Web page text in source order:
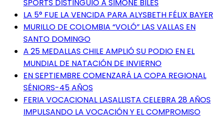
SPORTS DISTINGUIÓ A SIMONE BILES
LA 5° FUE LA VENCIDA PARA ALYSBETH FÉLIX BAYER
MURILLO DE COLOMBIA “VOLÓ” LAS VALLAS EN
SANTO DOMINGO
A 25 MEDALLAS CHILE AMPLIÓ SU PODIO EN EL
MUNDIAL DE NATACIÓN DE INVIERNO
EN SEPTIEMBRE COMENZARÁ LA COPA REGIONAL
SÉNIORS-45 AÑOS
FERIA VOCACIONAL LASALLISTA CELEBRA 28 AÑOS
IMPULSANDO LA VOCACIÓN Y EL COMPROMISO